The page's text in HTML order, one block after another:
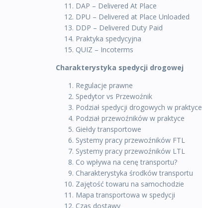
DAP – Delivered At Place
DPU – Delivered at Place Unloaded
DDP – Delivered Duty Paid
Praktyka spedycyjna
QUIZ – Incoterms
Charakterystyka spedycji drogowej
Regulacje prawne
Spedytor vs Przewoźnik
Podział spedycji drogowych w praktyce
Podział przewoźników w praktyce
Giełdy transportowe
Systemy pracy przewoźników FTL
Systemy pracy przewoźników LTL
Co wpływa na cenę transportu?
Charakterystyka środków transportu
Zajętość towaru na samochodzie
Mapa transportowa w spedycji
Czas dostawy